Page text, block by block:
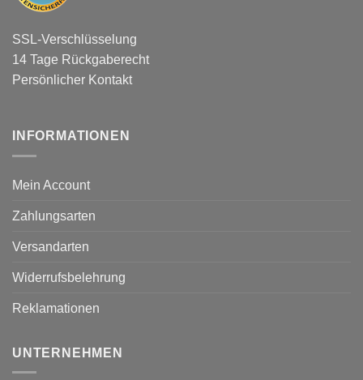
SSL-Verschlüsselung
14 Tage Rückgaberecht
Persönlicher Kontakt
INFORMATIONEN
Mein Account
Zahlungsarten
Versandarten
Widerrufsbelehrung
Reklamationen
UNTERNEHMEN